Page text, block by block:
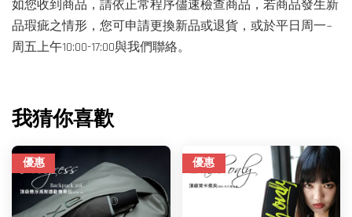
如您收到商品，請依正常程序儘速檢查商品，若商品發生新
品瑕疵之情形，您可申請更換新品或退貨，或於平日周一~
周五上午10:00-17:00與我們聯絡。
我猜你喜歡
優惠 優惠